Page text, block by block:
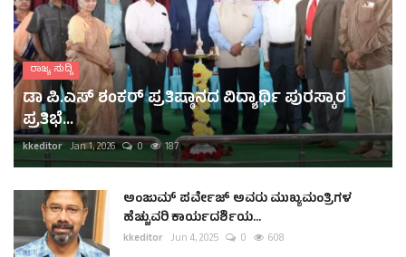
ರಾಜ್ಯ ಸುದ್ದಿ
ಡಾ ಪಿ.ಎಸ್ ಶಂಕರ್ ಪ್ರತಿಷ್ಠಾನದ ವಿದ್ಯಾರ್ಥಿ ಪುರಸ್ಕಾರ
ಪ್ರತಿಭೆ...
kkeditor Jan 1, 2026 0 187
ಅಂಜುಮ್ ಪರ್ವೇಜ್ ಅವರು ಮುಖ್ಯಮಂತ್ರಿಗಳ
ಹೆಚ್ಚುವರಿ ಕಾರ್ಯದರ್ಶಿಯ...
kkeditor Jun 4, 2025 0 608